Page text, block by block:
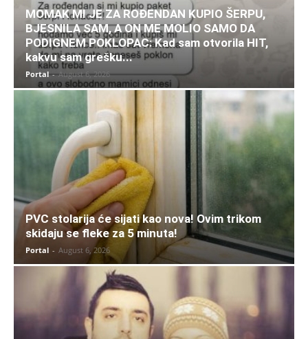
MOMAK MI JE ZA ROĐENDAN KUPIO ŠERPU,
BJESNILA SAM, A ON ME MOLIO SAMO DA
PODIGNEM POKLOPAC: Kad sam otvorila HIT,
kakvu sam grešku...
Portal - August 6, 2026
PVC stolarija će sijati kao nova! Ovim trikom
skidaju se fleke za 5 minuta!
Portal - August 6, 2026